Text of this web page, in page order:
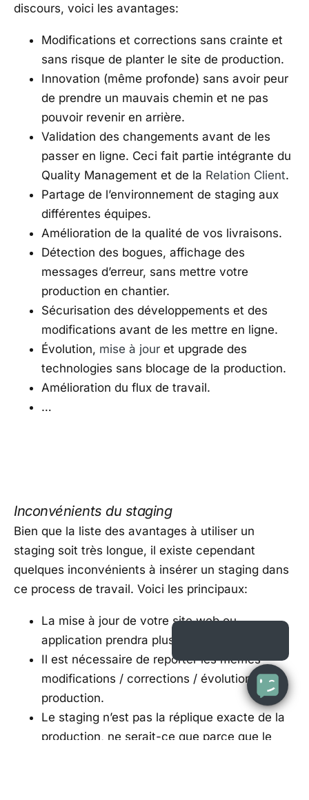
discours, voici les avantages:
Modifications et corrections sans crainte et
sans risque de planter le site de production.
Innovation (même profonde) sans avoir peur
de prendre un mauvais chemin et ne pas
pouvoir revenir en arrière.
Validation des changements avant de les
passer en ligne. Ceci fait partie intégrante du
Quality Management et de la Relation Client.
Partage de l’environnement de staging aux
différentes équipes.
Amélioration de la qualité de vos livraisons.
Détection des bogues, affichage des
messages d’erreur, sans mettre votre
production en chantier.
Sécurisation des développements et des
modifications avant de les mettre en ligne.
Évolution, mise à jour et upgrade des
technologies sans blocage de la production.
Amélioration du flux de travail.
…
Inconvénients du staging
Bien que la liste des avantages à utiliser un
staging soit très longue, il existe cependant
quelques inconvénients à insérer un staging dans
ce process de travail. Voici les principaux:
La mise à jour de votre site web ou
application prendra plus de temps.
Il est nécessaire de reporter les mêmes
modifications / corrections / évolutions en
production.
Le staging n’est pas la réplique exacte de la
production, ne serait-ce que parce que le